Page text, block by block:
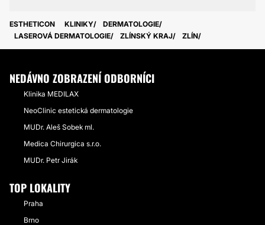
ESTHETICON KLINIKY
DERMATOLOGIE
LASEROVÁ DERMATOLOGIE
ZLÍNSKÝ KRAJ ZLÍN
NEDÁVNO ZOBRAZENÍ ODBORNÍCI
Klinika MEDILAX
NeoClinic estetická dermatologie
MUDr. Aleš Sobek ml.
Medica Chirurgica s.r.o.
MUDr. Petr Jirák
TOP LOKALITY
Praha
Brno